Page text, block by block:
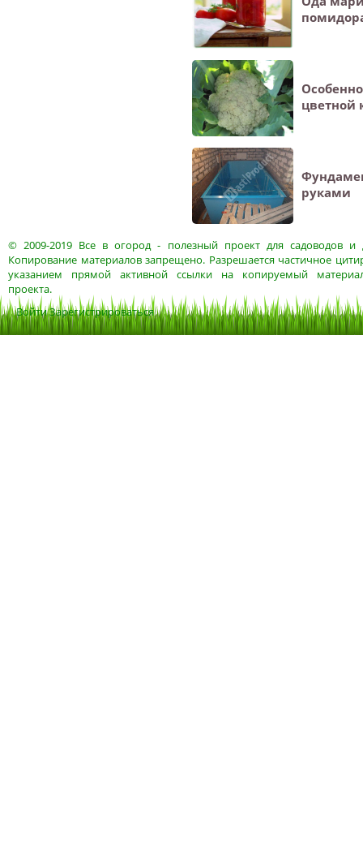
цветной
руками
© 2009-2019 Все в огород- полезный проект для садоводов и
Копирование материалов запрещено. Разрешается частичное
указанием прямой активной ссылки на копируемый
проекта.
ВойтиЗарегистрироваться